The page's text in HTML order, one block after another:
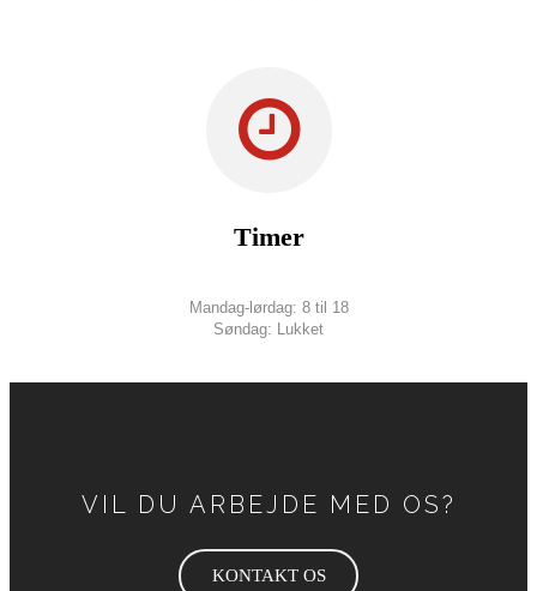
Timer
Mandag-lørdag: 8 til 18
Søndag: Lukket
VIL DU ARBEJDE MED OS?
KONTAKT OS